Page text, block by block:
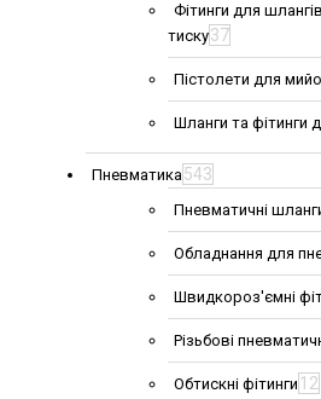
Фітинги для
тиску37
Пістолети для
Шланги та фітинги
Пневматика543
Пневматичні
Обладнання для
Швидкороз'ємні
Різьбові
Обтискні фітинги 12